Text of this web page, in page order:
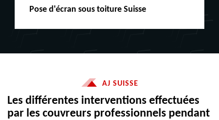
Peinture boiserie LE
AJ SUISSE
Les différentes interventions effectuées
par les couvreurs professionnels pendant